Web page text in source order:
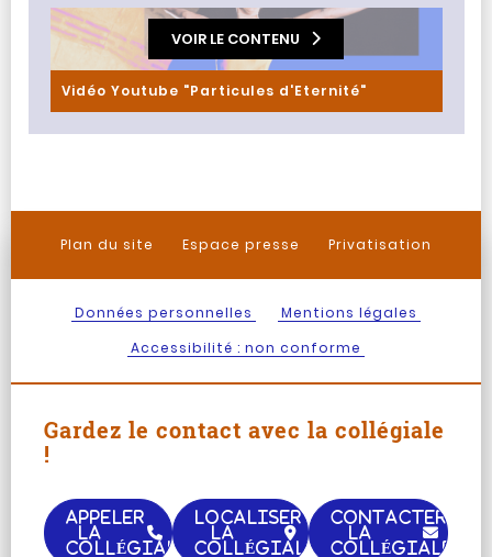
VOIR LE CONTENU
Vidéo Youtube "Particules d'Eternité"
Plan du site Espace presse Privatisation
Données personnelles
Mentions légales
Accessibilité : non conforme
Gardez le contact avec la collégiale
!
APPELER
LA
COLLÉGIALE
LOCALISER
LA
COLLÉGIALE
CONTACTER
LA
COLLÉGIALE